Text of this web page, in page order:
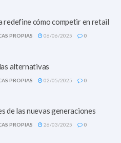
redefine cómo competir en retail
PROPIAS 06/06/2025 0
alternativas
PROPIAS 02/05/2025 0
de las nuevas generaciones
PROPIAS 26/03/2025 0